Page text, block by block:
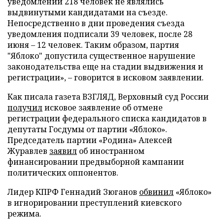
выдвинутыми кандидатами на съезде.
Непосредственно в дни проведения съезда
уведомления подписали 39 человек, после 28
июня – 12 человек. Таким образом, партия
"Яблоко" допустила существенное нарушение
законодательства еще на стадии выдвижения и
регистрации», – говорится в исковом заявлении.
Как писала газета ВЗГЛЯД, Верховный суд России
получилисковое заявление об отмене
регистрации федерального списка кандидатов в
депутаты Госдумы от партии «Яблоко».
Председатель партии «Родина» Алексей
Журавлев заявил об иностранном
финансировании предвыборной кампании
политических оппонентов.
Лидер КПРФ Геннадий Зюганов обвинил «Яблоко»
в игнорировании преступлений киевского
режима.